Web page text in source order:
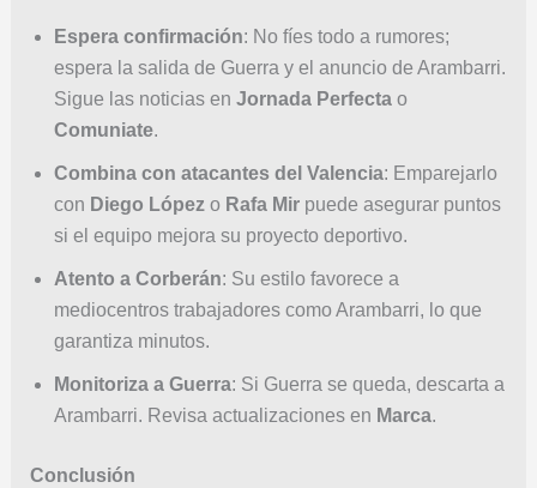
Espera confirmación: No fíes todo a rumores;
espera la salida de Guerra y el anuncio de Arambarri.
Sigue las noticias en Jornada Perfectao
Comuniate.
Combina con atacantes del Valencia: Emparejarlo
con Diego Lópezo Rafa Mirpuede asegurar puntos
si el equipo mejora su proyecto deportivo.
Atento a Corberán: Su estilo favorece a
mediocentros trabajadores como Arambarri, lo que
garantiza minutos.
Monitoriza a Guerra: Si Guerra se queda, descarta a
Arambarri. Revisa actualizaciones en Marca.
Conclusión